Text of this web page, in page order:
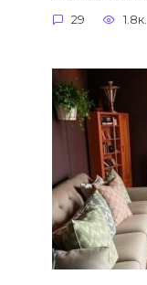
29 1.8к.